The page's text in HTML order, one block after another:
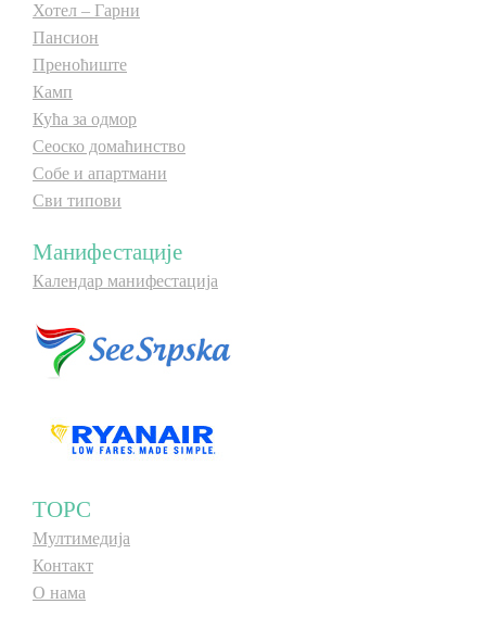
Хотел – Гарни
Пансион
Преноћиште
Камп
Кућа за одмор
Сеоско домаћинство
Собе и апартмани
Сви типови
Манифестације
Календар манифестација
ТОРС
Мултимедија
Контакт
О нама